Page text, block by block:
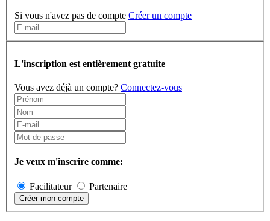
Si vous n'avez pas de compte Créer un compte
L'inscription est entièrement gratuite
Vous avez déjà un compte? Connectez-vous
Je veux m'inscrire comme:
Facilitateur Partenaire
Créer mon compte